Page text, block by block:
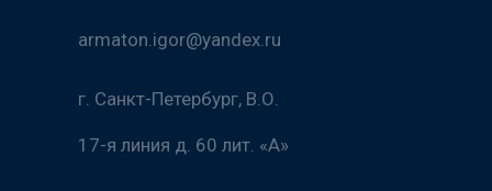
armaton.igor@yandex.ru
г. Санкт-Петербург, В.О.
17-я линия д. 60 лит. «А»